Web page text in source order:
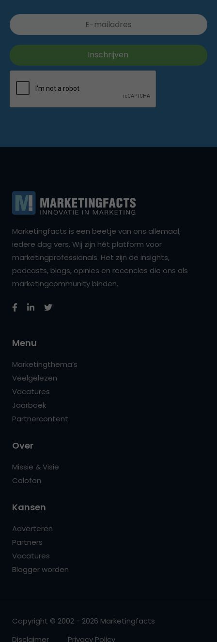
Marketingfacts is een beetje van ons allemaal,
iedere dag vers. Wij zijn hét platform voor
marketingprofessionals. Het zijn de insights,
podcasts, blogs, opinies en recencies die ons als
marketingcommunity binden.
Menu
Marketingthema’s
Veelgelezen
Vacatures
Jaarboek
Partnercontent
Over
Missie & Visie
Colofon
Kansen
Adverteren
Partners
Vacatures
Blogger worden
Copyright © 2002 - 2026 Marketingfacts
Disclaimer
Privacy Policy